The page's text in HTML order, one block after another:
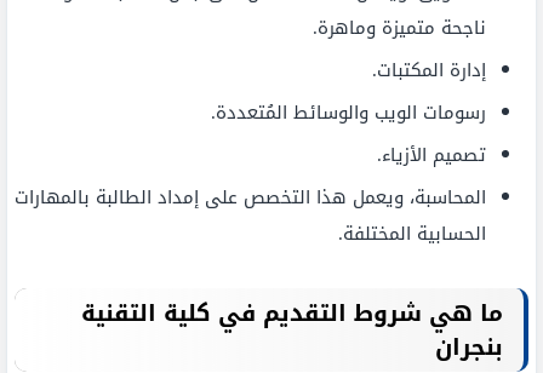
ناجحة متميزة وماهرة.
إدارة المكتبات.
رسومات الويب والوسائط المُتعددة.
تصميم الأزياء.
المحاسبة، ويعمل هذا التخصص على إمداد الطالبة بالمهارات
الحسابية المختلفة.
ما هي شروط التقديم في كلية التقنية
بنجران